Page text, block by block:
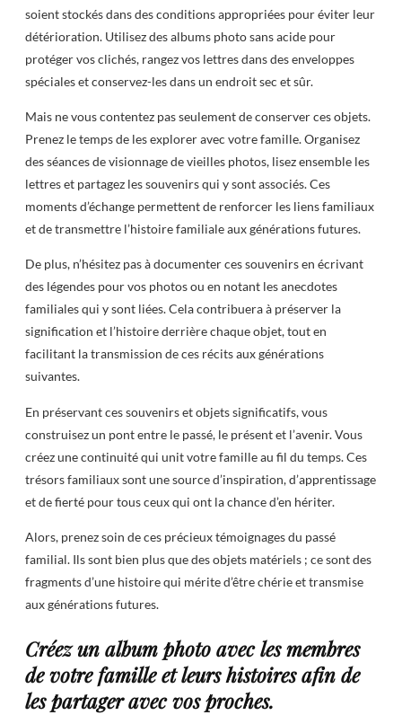
soient stockés dans des conditions appropriées pour éviter leur
détérioration. Utilisez des albums photo sans acide pour
protéger vos clichés, rangez vos lettres dans des enveloppes
spéciales et conservez-les dans un endroit sec et sûr.
Mais ne vous contentez pas seulement de conserver ces objets.
Prenez le temps de les explorer avec votre famille. Organisez
des séances de visionnage de vieilles photos, lisez ensemble les
lettres et partagez les souvenirs qui y sont associés. Ces
moments d’échange permettent de renforcer les liens familiaux
et de transmettre l’histoire familiale aux générations futures.
De plus, n’hésitez pas à documenter ces souvenirs en écrivant
des légendes pour vos photos ou en notant les anecdotes
familiales qui y sont liées. Cela contribuera à préserver la
signification et l’histoire derrière chaque objet, tout en
facilitant la transmission de ces récits aux générations
suivantes.
En préservant ces souvenirs et objets significatifs, vous
construisez un pont entre le passé, le présent et l’avenir. Vous
créez une continuité qui unit votre famille au fil du temps. Ces
trésors familiaux sont une source d’inspiration, d’apprentissage
et de fierté pour tous ceux qui ont la chance d’en hériter.
Alors, prenez soin de ces précieux témoignages du passé
familial. Ils sont bien plus que des objets matériels ; ce sont des
fragments d’une histoire qui mérite d’être chérie et transmise
aux générations futures.
Créez un album photo avec les membres
de votre famille et leurs histoires afin de
les partager avec vos proches.